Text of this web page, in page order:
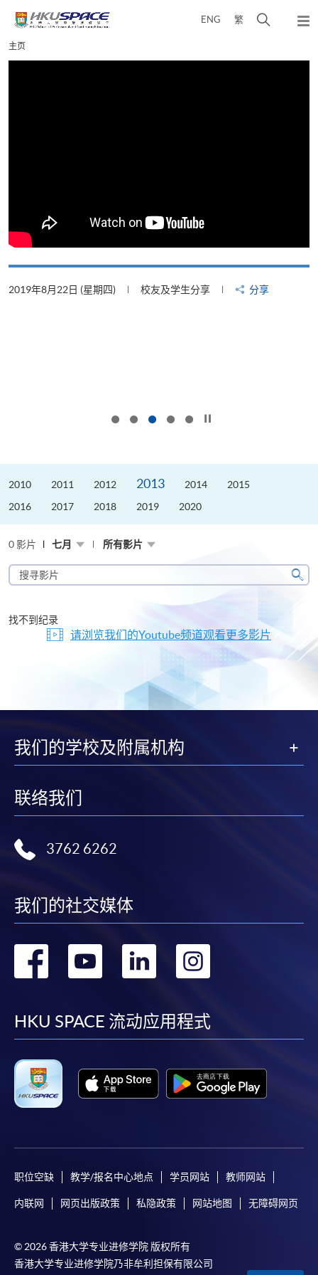
content
ENG 繁
弹
Main
content
主页
2019年8月22日 (星期四) 校友及学生分享 分享
2010 2011 2012 2013 2014
2015
2016
2017 2018 2019 2020
0 影片 七月 所有影片
搜
寻
片
搜
找不到纪录
请浏览我们的Youtube频道观看更多影片
我们的学校及附属机构
联络我们
3762 6262
我们的社交媒体
转
facebook
转
youtube
转
linkedin
转
HKU SPACE 流动应用程式
职位空缺 教学/报名中心地点 学员网站 教师网站
内联网 网页出版政策 私隐政策 网站地图 无障碍网页
© 2026 香港大学专业进修学院 版权所有
香港大学专业进修学院乃非牟利担保有限公司